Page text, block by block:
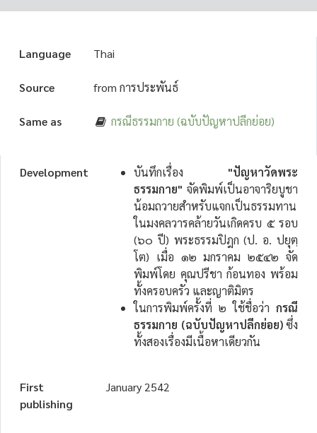
Language Thai
Source from การประพันธ์
Same as กรณีธรรมกาย (ฉบับปัญหาปลีกย่อย)
Development บันทึกเรื่อง "ปัญหาวัดพระ
ธรรมกาย" จัดพิมพ์เป็นอาจาริยบูชา
น้อมถวายสำหรับแจกเป็นธรรมทาน
ในมงคลวารคล้ายวันเกิดครบ ๕ รอบ
(๖๐ ปี) พระธรรมปิฎก (ป. อ. ปยุตฺ
โต) เมื่อ ๑๒ มกราคม ๒๕๔๒ จัด
พิมพ์โดย คุณปรีชา ก้อนทอง พร้อม
ทั้งครอบครัว และญาติมิตร
ในการพิมพ์ครั้งที่ ๒ ใช้ชื่อว่า กรณี
ธรรมกาย (ฉบับปัญหาปลีกย่อย)ซึ่ง
ทั้งสองเรื่องมีเนื้อหาเดียวกัน
First
publishing
January 2542